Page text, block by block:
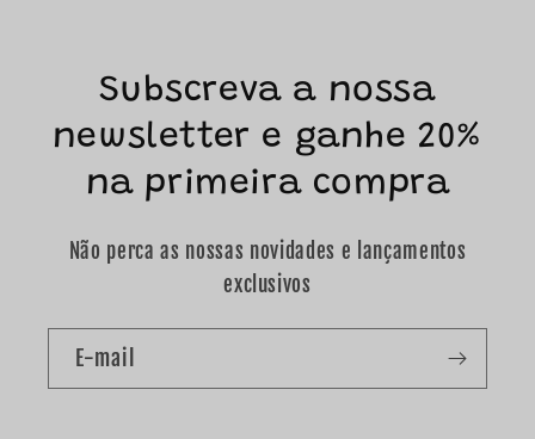
Subscreva a nossa
newsletter e ganhe 20%
na primeira compra
Não perca as nossas novidades e lançamentos
exclusivos
E-mail